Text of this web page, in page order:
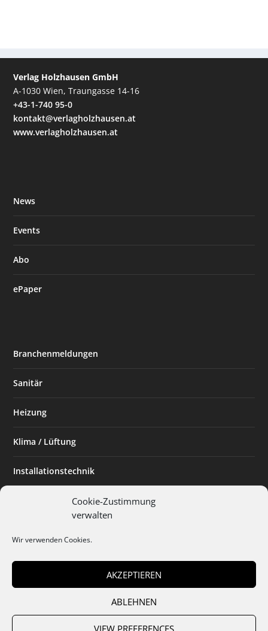
Cookie-Zustimmung
verwalten
Wir verwenden Cookies.
AKZEPTIEREN
ABLEHNEN
VIEW PREFERENCES
Verlag Holzhausen GmbH
A-1030 Wien, Traungasse 14-16
+43-1-740 95-0
kontakt@verlagholzhausen.at
www.verlagholzhausen.at
News
Events
Abo
ePaper
Branchenmeldungen
Sanitär
Heizung
Klima / Lüftung
Installationstechnik
Planen & Bauen
Installateur des Monats
Mediadaten Cookies Datenschutz